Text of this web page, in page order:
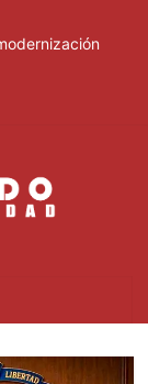
para mejorar
en las